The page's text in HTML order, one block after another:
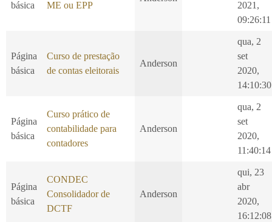
básica
ME ou EPP
2021,
09:26:11
Página
básica
Curso de prestação
de contas eleitorais
Anderson
qua, 2
set
2020,
14:10:30
Página
básica
Curso prático de
contabilidade para
contadores
Anderson
qua, 2
set
2020,
11:40:14
Página
básica
CONDEC
Consolidador de
DCTF
Anderson
qui, 23
abr
2020,
16:12:08